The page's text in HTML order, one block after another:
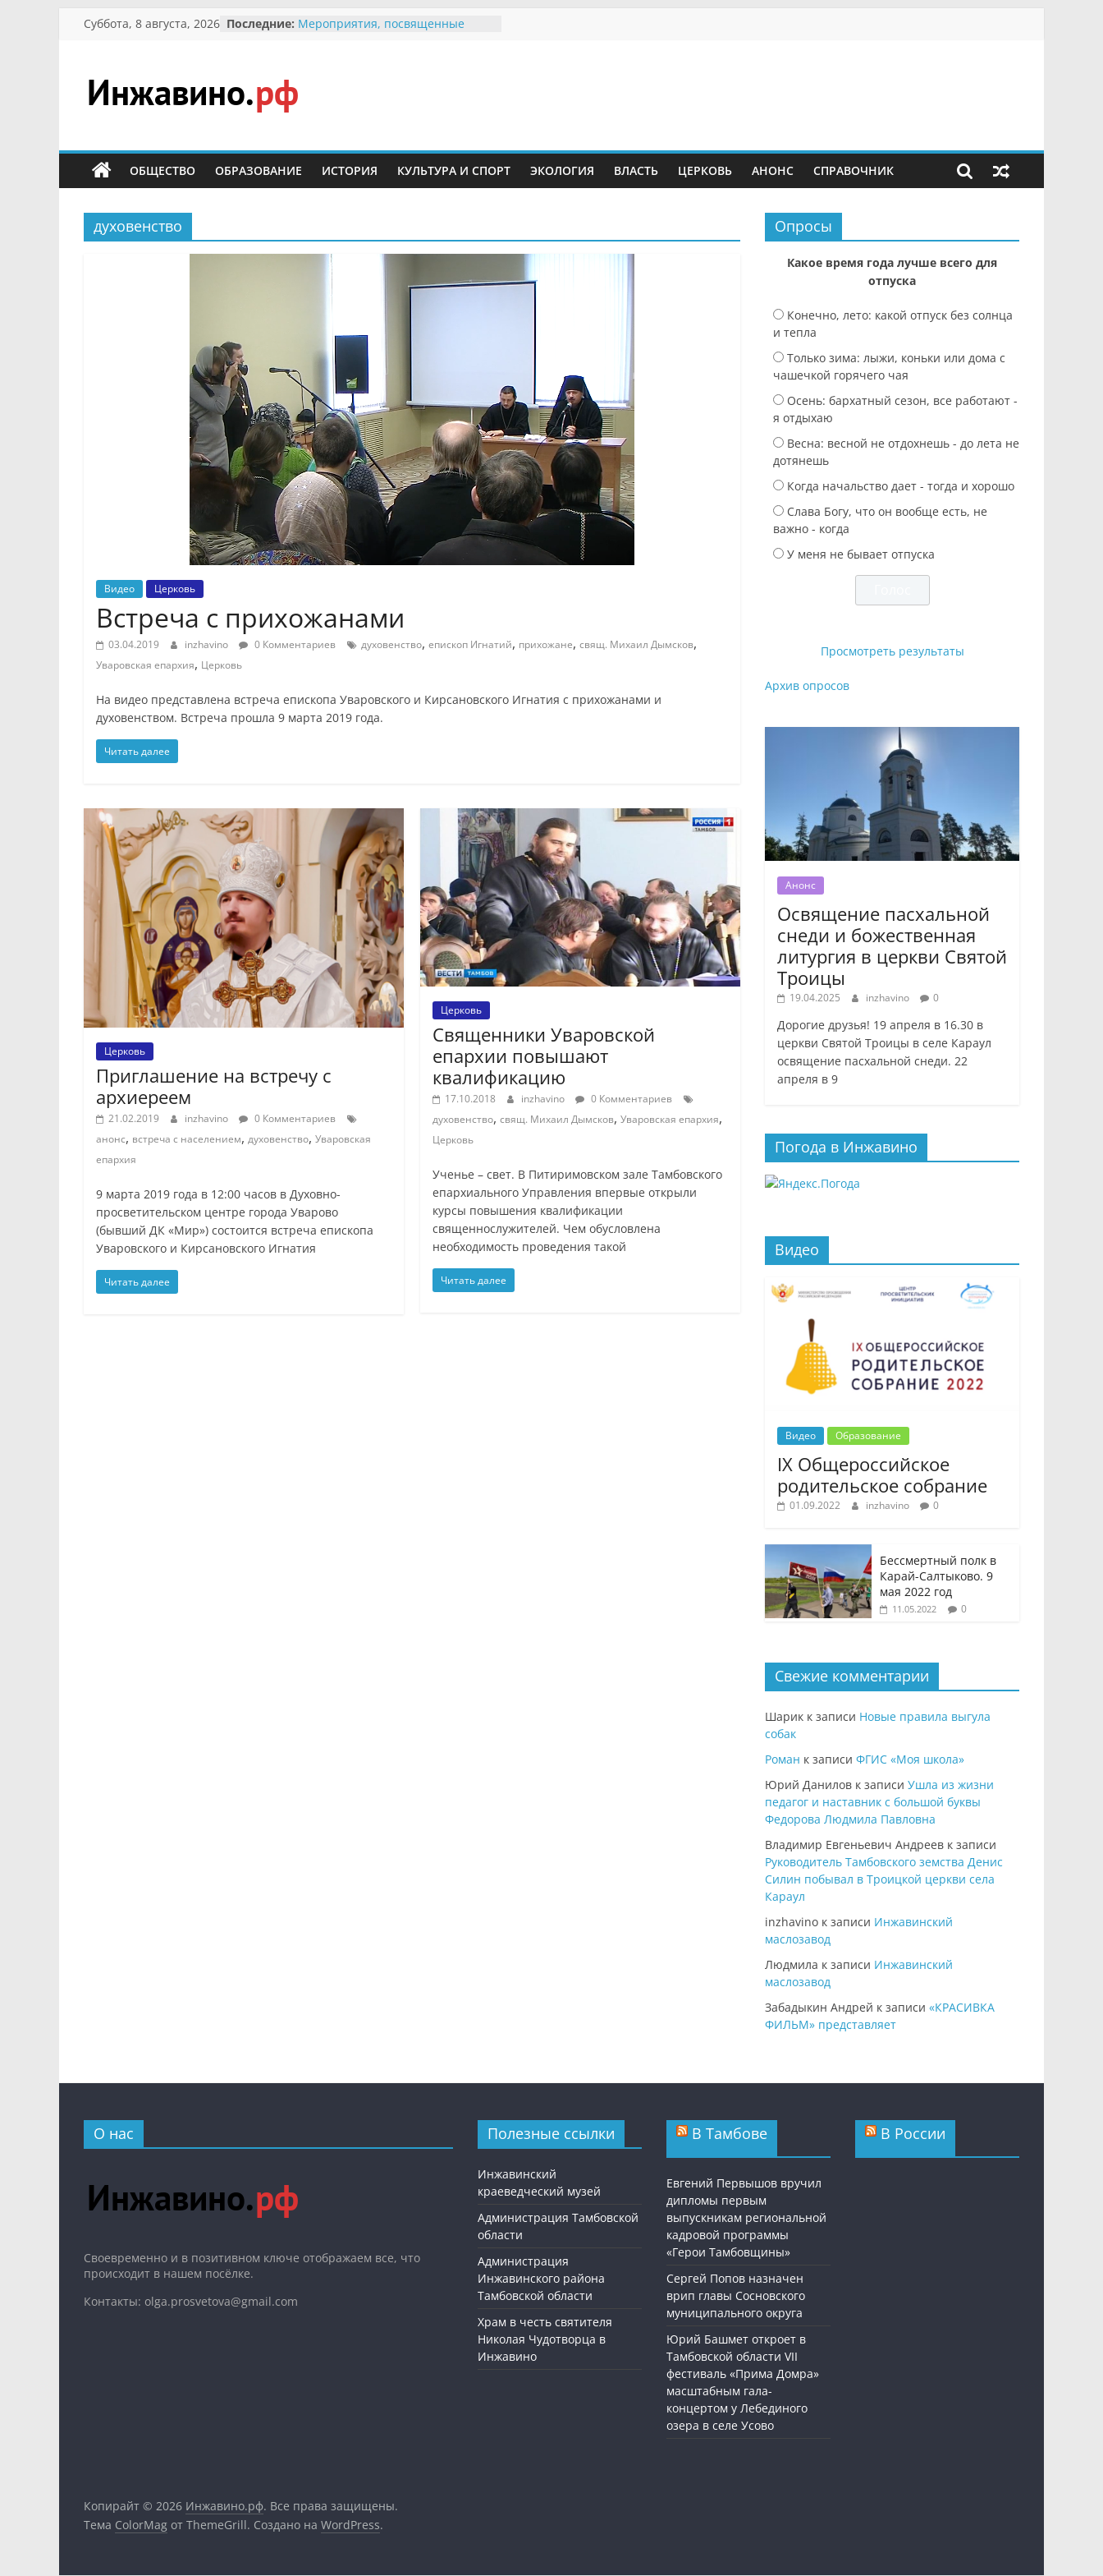
Перейти
Суббота, 8 августа, 2026 Последние: Мероприятия, посвященные
Безопасность в сети Интернет
Ученики приняли участие в
мероприятии «Сохраним
заповедника родились крапчатые
суслики
Инжавино.рф
сельский
портал
ОБЩЕСТВО ОБРАЗОВАНИЕ ИСТОРИЯ КУЛЬТУРА И СПОРТ ЭКОЛОГИЯ ВЛАСТЬ ЦЕРКОВЬ АНОНС СПРАВОЧНИК
духовенство
Видео Церковь
Встреча с прихожанами
03.04.2019 inzhavino 0 Комментариев духовенство, епископ Игнатий, прихожане, свящ. Михаил Дымсков,
Уваровская епархия, Церковь
На видео представлена встреча епископа Уваровского и Кирсановского Игнатия с прихожанами и
духовенством. Встреча прошла 9 марта 2019 года.
Читать далее
Церковь
Приглашение на встречу с
архиереем
21.02.2019 inzhavino
0 Комментариев
анонс, встреча с населением, духовенство, Уваровская
епархия
9 марта 2019 года в 12:00 часов в Духовно-
просветительском центре города Уварово
(бывший ДК «Мир») состоится встреча епископа
Уваровского и Кирсановского Игнатия
Читать далее
Церковь
Священники Уваровской
епархии повышают
квалификацию
17.10.2018 inzhavino
0 Комментариев
духовенство,свящ. Михаил Дымсков,Уваровская епархия,
Церковь
Ученье – свет. В Питиримовском зале Тамбовского
епархиального Управления впервые открыли
курсы повышения квалификации
священнослужителей. Чем обусловлена
необходимость проведения такой
Читать далее
Опросы
Какое время года лучше всего для
отпуска
Конечно, лето: какой отпуск без солнца
и тепла
Только зима: лыжи, коньки или дома с
чашечкой горячего чая
Осень: бархатный сезон, все работают -
я отдыхаю
Весна: весной не отдохнешь - до лета не
дотянешь
Когда начальство дает - тогда и хорошо
Слава Богу, что он вообще есть, не
важно - когда
У меня не бывает отпуска
Просмотреть результаты
Архив опросов
Анонс
Освящение пасхальной
снеди и божественная
литургия в церкви Святой
Троицы
19.04.2025 inzhavino 0
Дорогие друзья! 19 апреля в 16.30 в
церкви Святой Троицы в селе Караул
освящение пасхальной снеди. 22
апреля в 9
Погода в Инжавино
Видео
Видео Образование
IX Общероссийское
родительское собрание
01.09.2022 inzhavino 0
Бессмертный полк в
Карай-Салтыково. 9
мая 2022 год
11.05.2022 0
Свежие комментарии
Шарик к записи Новые правила выгула
собак
Роман к записи ФГИС «Моя школа»
Юрий Данилов к записи Ушла из жизни
педагог и наставник с большой буквы
Федорова Людмила Павловна
Владимир Евгеньевич Андреев к записи
Руководитель Тамбовского земства Денис
Силин побывал в Троицкой церкви села
Караул
inzhavino к записи Инжавинский
маслозавод
Людмила к записи Инжавинский
маслозавод
Забадыкин Андрей к записи «КРАСИВКА
ФИЛЬМ» представляет
О нас
Cвоевременно и в позитивном ключе отображаем все, что
происходит в нашем посёлке.
Контакты: olga.prosvetova@gmail.com
Полезные ссылки
Инжавинский
краеведческий музей
Администрация Тамбовской
области
Администрация
Инжавинского района
Тамбовской области
Храм в честь святителя
Николая Чудотворца в
Инжавино
В Тамбове
Евгений Первышов вручил
дипломы первым
выпускникам региональной
кадровой программы
«Герои Тамбовщины»
Сергей Попов назначен
врип главы Сосновского
муниципального округа
Юрий Башмет откроет в
Тамбовской области VII
фестиваль «Прима Домра»
масштабным гала-
концертом у Лебединого
озера в селе Усово
В России
Копирайт © 2026 Инжавино.рф. Все права защищены.
Тема ColorMag от ThemeGrill. Создано на WordPress.